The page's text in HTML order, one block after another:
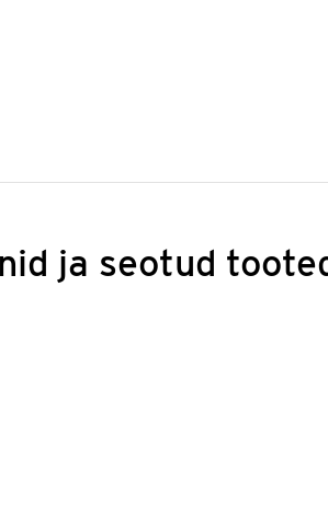
ja seotud